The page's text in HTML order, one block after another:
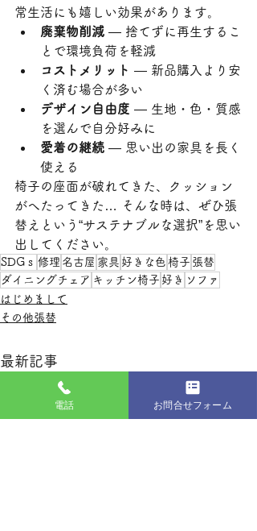
常生活にも嬉しい効果があります。
廃棄物削減 — 捨てずに再生するこ
とで環境負荷を軽減
コストメリット — 新品購入より安
く済む場合が多い
デザイン自由度 — 生地・色・質感
を選んで自分好みに
愛着の継続 — 思い出の家具を長く
使える
椅子の座面が破れてきた、クッション
がへたってきた… そんな時は、ぜひ張
替えという“サステナブルな選択”を思い
出してください。
SDGｓ 修理 名古屋 家具 好きな色 椅子 張替
ダイニングチェア キッチン椅子 好き ソファ
はじめまして
その他張替
最新記事
電話 お問合せフォーム